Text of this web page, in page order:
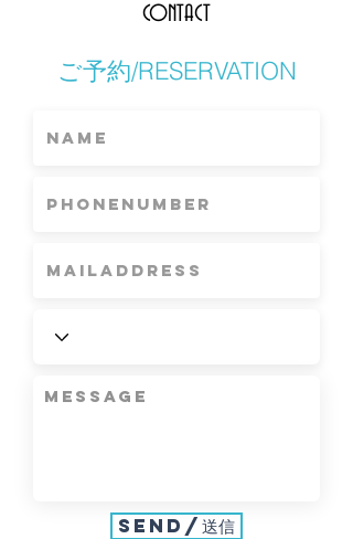
CONTACT
ご予約/RESERVATION
SEND/送信